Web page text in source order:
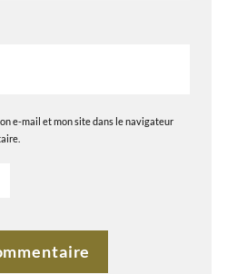
e-mail et mon site dans le navigateur